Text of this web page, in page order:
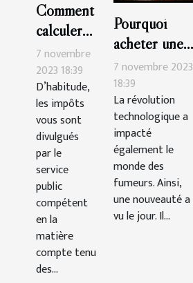
Comment
calculer
soi-même
son impôt
en
France ?
7 novembre
2023 18:39
D’habitude,
les impôts
vous sont
divulgués
par le
service
public
compétent
en la
matière
compte tenu
des...
Pourquoi
acheter une
cigarette
électronique ?
7 novembre 2023
18:39
La révolution
technologique a
impacté
également le
monde des
fumeurs. Ainsi,
une nouveauté a
vu le jour. Il...